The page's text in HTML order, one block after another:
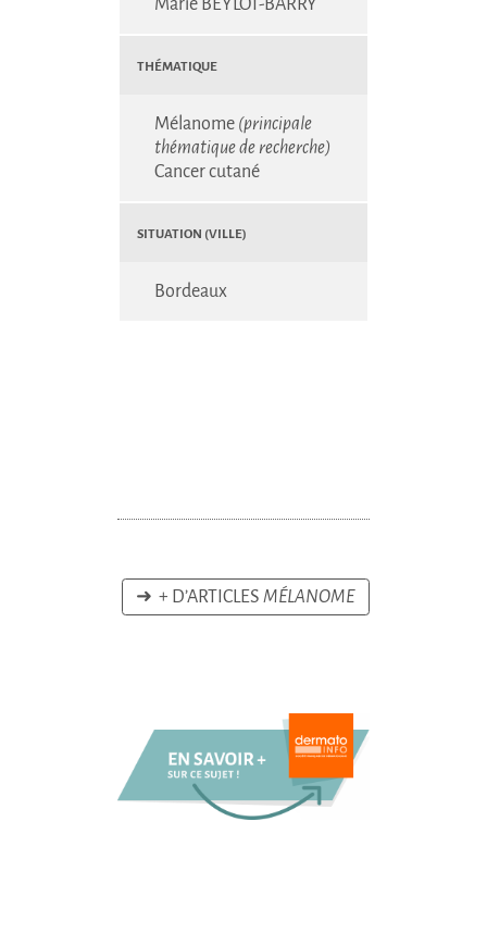
Marie BEYLOT-BARRY
Thématique
Mélanome (principale
thématique de recherche)
Cancer cutané
Situation (Ville)
Bordeaux
➜ + D’ARTICLESMÉLANOME